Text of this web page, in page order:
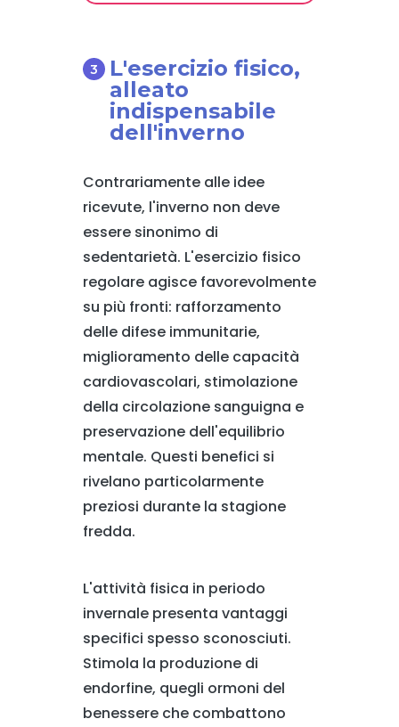
L'esercizio fisico,
alleato
indispensabile
dell'inverno
Contrariamente alle idee
ricevute, l'inverno non deve
essere sinonimo di
sedentarietà. L'esercizio fisico
regolare agisce favorevolmente
su più fronti: rafforzamento
delle difese immunitarie,
miglioramento delle capacità
cardiovascolari, stimolazione
della circolazione sanguigna e
preservazione dell'equilibrio
mentale. Questi benefici si
rivelano particolarmente
preziosi durante la stagione
fredda.
L'attività fisica in periodo
invernale presenta vantaggi
specifici spesso sconosciuti.
Stimola la produzione di
endorfine, quegli ormoni del
benessere che combattono